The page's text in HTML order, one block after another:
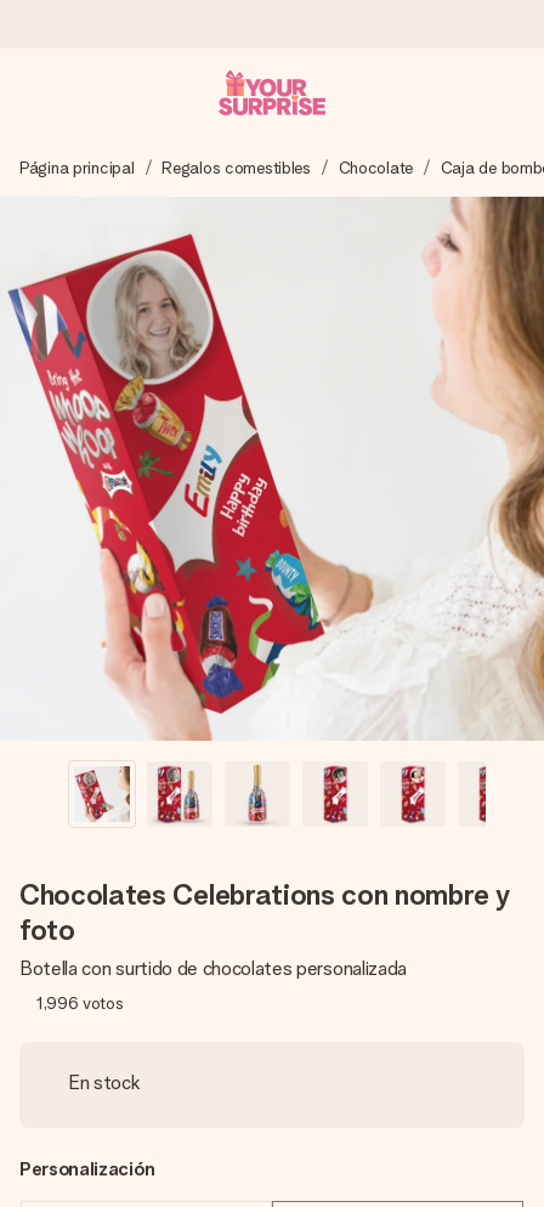
Preparamos tu regalo con cuidado y lo enviamos al vuelo,
para que lo entregues en el momento perfecto, cuando más
4,5 (basado en +15.000 opiniones)
Nuestros regalos inspiran. Los clientes nos dan un 4,5 en
Google Reviews.
Tarjeta de felicitación gratuita
Crea algo único en pocos pasos – con su nombre, tu foto o
un mensaje que llegue al corazón. Sin complicaciones, solo
todo el amor para el momento.
Página principal Regalos comestibles Chocolate Caja de
Chocolates Celebrations con nombre y
foto
Botella con surtido de chocolates personalizada
1,996 votos
En stock
Personalización